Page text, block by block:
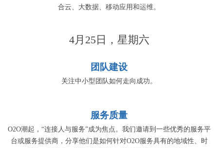
合云、大数据、移动应用和运维。
4月25日，星期六
团队建设
关注中小型团队如何走向成功。
服务质量
O2O潮起，“连接人与服务”成为焦点。我们邀请到一些优秀的服务平
台或服务提供商，分享他们是如何针对O2O服务具有的地域性、时